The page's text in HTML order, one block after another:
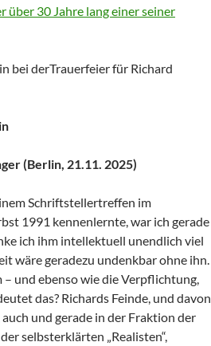
30 Jahre lang einer seiner
bei derTrauerfeier für Richard
(Berlin, 21.11. 2025)
Schriftstellertreffen im
1991 kennenlernte, war ich gerade
ich ihm intellektuell unendlich viel
wäre geradezu undenkbar ohne ihn.
und ebenso wie die Verpflichtung,
das? Richards Feinde, und davon
und gerade in der Fraktion der
selbsterklärten „Realisten“,